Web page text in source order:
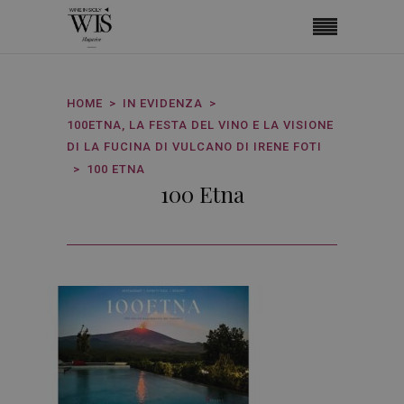
HOME
IN EVIDENZA
100ETNA, LA FESTA DEL VINO E LA VISIONE
DI LA FUCINA DI VULCANO DI IRENE FOTI
100 ETNA
100 Etna